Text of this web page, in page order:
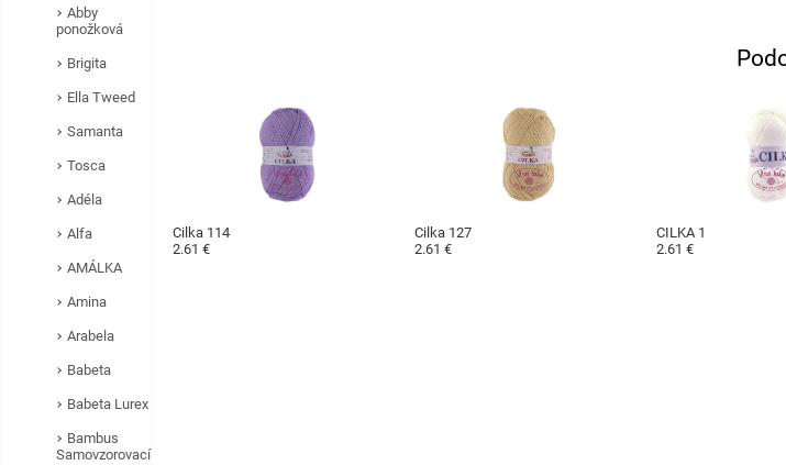
Abby
ponožková
Brigita
Ella Tweed
Samanta
Tosca
Adéla
Alfa
AMÁLKA
Amina
Arabela
Babeta
Babeta Lurex
Bambus
Samovzorovací
Cilka 114
2.61 €
Cilka 127
2.61 €
CILKA 1
2.61 €